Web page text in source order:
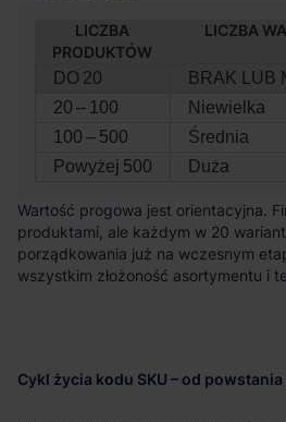
LICZBA
PRODUKTÓW
LICZBA
DO 20 BRAK LUB
20 – 100
Niewielka
100 – 500
Średnia
Powyżej 500
Duża
Wartość progowa jest orientacyjna.
produktami, ale każdym w 20
porządkowania już na wczesnym
wszystkim złożoność asortymentu i
Cykl życia kodu SKU – od